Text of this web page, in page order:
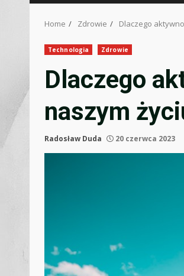
Home Zdrowie Dlaczego
Technologia Zdrowie
Dlaczego
naszym
Radosław Duda 20 czerwca 2023